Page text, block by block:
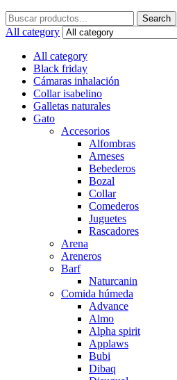
Search
for:
Search
All category
All category
Black friday
Cámaras inhalación
Collar isabelino
Galletas naturales
Gato
Accesorios
Alfombras
Arneses
Bebederos
Bozal
Collar
Comederos
Juguetes
Rascadores
Arena
Areneros
Barf
Naturcanin
Comida húmeda
Advance
Almo
Alpha spirit
Applaws
Bubi
Dibaq